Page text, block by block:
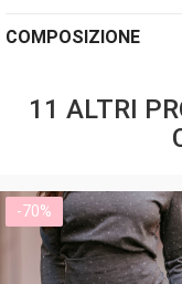
COMPOSIZIONE
11 ALTRI
-70%